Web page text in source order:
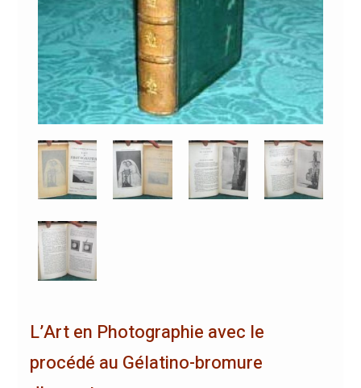
L’Art en Photographie avec le
procédé au Gélatino-bromure